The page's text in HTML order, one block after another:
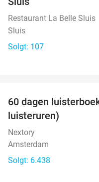
Restaurant La Belle Sluis
Sluis
Solgt: 107
60 dagen
luisteruren)
Nextory
Amsterdam
Solgt: 6.438